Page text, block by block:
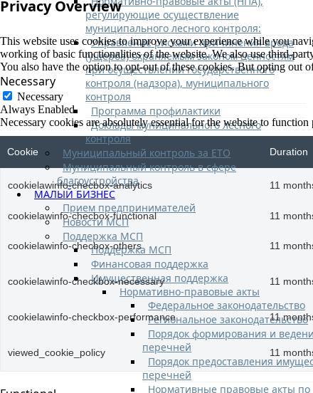
регулирующие осуществление
муниципального лесного контроля:
Управление рисками причинения вреда
(ущерба) охраняемым законом ценностям
при осуществлении государственного
контроля (надзора), муниципального
контроля
Программа профилактики
Доклады муниципального лесного
контроля
Муниципальный контроль за ЕТО
Муниципальный контроль в сфере
благоустройства
МАЛЫЙ БИЗНЕС
Прием предпринимателей
Новости МСП
Поддержка МСП
Поддержка МСП
Финансовая поддержка
Имущественная поддержка
Нормативно-правовые акты
Федеральное законодательство
Региональное законодательство
Порядок формирования и
перечней
Порядок предоставления
перечней
Нормативные правовые акты по
Privacy Overview
This website uses cookies to improve your experience while you
working of basic functionalities of the website. We also use third-
You also have the option to opt-out of these cookies. But opting out
Necessary
Necessary
Always Enabled
Necessary cookies are absolutely essential for the website to
Cookie Duration
cookielawinfo-checbox-analytics 11
cookielawinfo-checbox-functional 11
cookielawinfo-checbox-others 11
cookielawinfo-checkbox-necessary 11
cookielawinfo-checkbox-performance 11
viewed_cookie_policy 11